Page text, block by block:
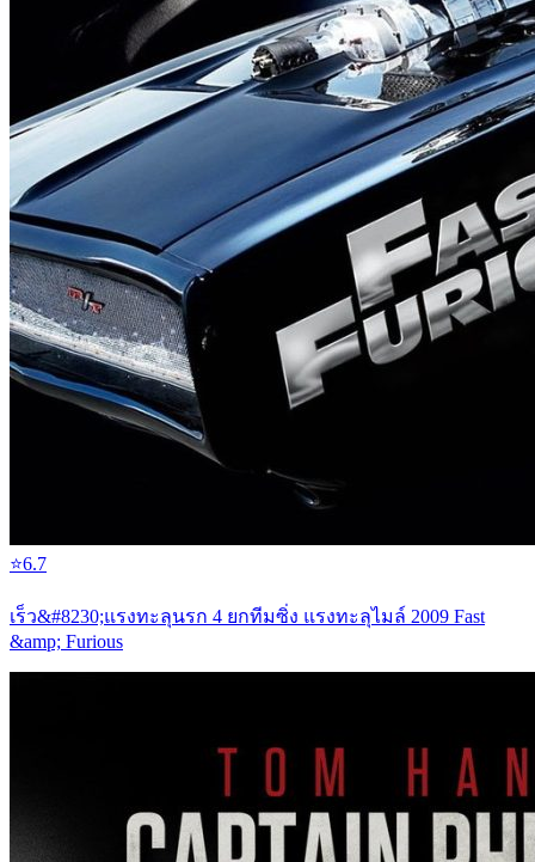
⭐6.7
เร็ว&#8230;แรงทะลุนรก 4 ยกทีมซิ่ง แรงทะลุไมล์ 2009 Fast
&amp; Furious